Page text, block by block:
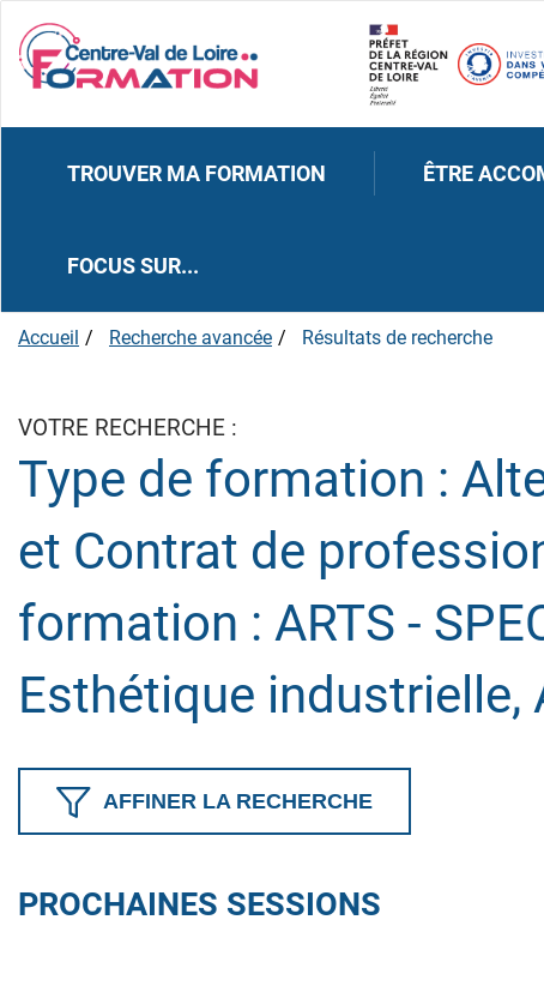
TROUVER MA FORMATION ÊTRE
FOCUS SUR...
Accueil Recherche avancée Résultats de recherche
VOTRE RECHERCHE :
Type de formation :
et Contrat de
formation : ARTS -
Esthétique industrielle,
AFFINER LA RECHERCHE
PROCHAINES SESSIONS